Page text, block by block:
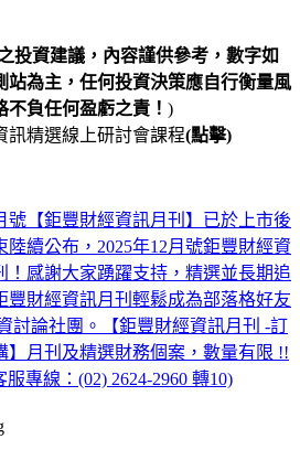
投資建議，內容謹供參考，數字如
站為主，任何投資決策應自行衡量風
不負任何盈虧之責！ )
訊精選線上研討會課程(點擊)
號【鉅豐財經資訊月刊】已於上市後
續公布，2025年12月號鉅豐財經資
！感謝大家踴躍支持，精選並長期追
豐財經資訊月刊輕鬆成為部落格好友
討論社團。【鉅豐財經資訊月刊 -訂
】月刊及精選財務個案，數量有限 !!
專線：(02) 2624-2960 轉10)